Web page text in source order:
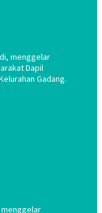
menggelar
Dapil
Gadang.
menggelar